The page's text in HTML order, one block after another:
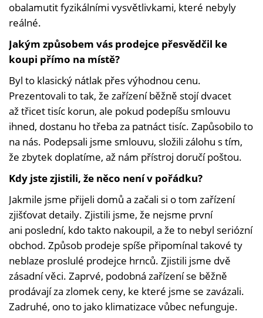
obalamutit fyzikálními vysvětlivkami, které nebyly
reálné.
Jakým způsobem vás prodejce přesvědčil ke
koupi přímo na místě?
Byl to klasický nátlak přes výhodnou cenu.
Prezentovali to tak, že zařízení běžně stojí dvacet
až třicet tisíc korun, ale pokud podepíšu smlouvu
ihned, dostanu ho třeba za patnáct tisíc. Zapůsobilo to
na nás. Podepsali jsme smlouvu, složili zálohu s tím,
že zbytek doplatíme, až nám přístroj doručí poštou.
Kdy jste zjistili, že něco není v pořádku?
Jakmile jsme přijeli domů a začali si o tom zařízení
zjišťovat detaily. Zjistili jsme, že nejsme první
ani poslední, kdo takto nakoupil, a že to nebyl seriózní
obchod. Způsob prodeje spíše připomínal takové ty
neblaze proslulé prodejce hrnců. Zjistili jsme dvě
zásadní věci. Zaprvé, podobná zařízení se běžně
prodávají za zlomek ceny, ke které jsme se zavázali.
Zadruhé, ono to jako klimatizace vůbec nefunguje.